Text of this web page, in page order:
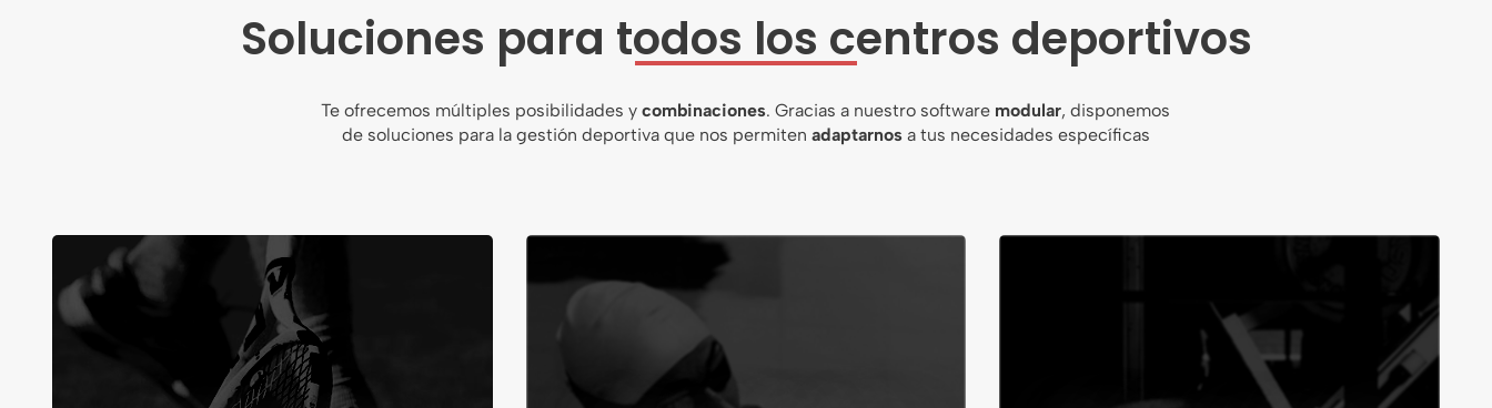
Gestión Deportiva
Integral
Descubre nuestro sistema ERP + CRM con
Saber más
Soluciones para todos los centros deportivos
Te ofrecemos múltiples posibilidades ycombinaciones. Gracias a nuestro software modular, disponemos
de soluciones para la gestión deportiva que nos permiten adaptarnosa tus necesidades específicas